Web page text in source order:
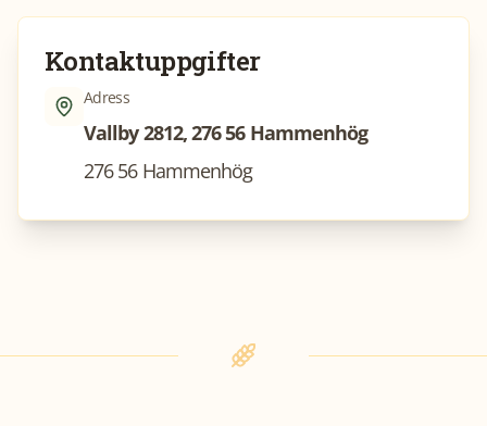
Kontaktuppgifter
Adress
Vallby 2812, 276 56 Hammenhög
276 56 Hammenhög